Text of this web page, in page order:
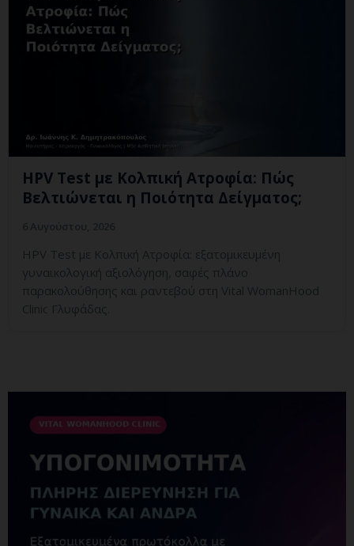
HPV Test με Κολπική Ατροφία: Πώς
Βελτιώνεται η Ποιότητα Δείγματος;
HPV Test με Κολπική Ατροφία: εξατομικευμένη
γυναικολογική αξιολόγηση, σαφές πλάνο
παρακολούθησης και ραντεβού στη Vital WomanHood
Clinic Γλυφάδας.